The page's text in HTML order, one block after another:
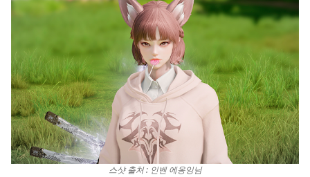
스샷 출처 : 인벤 에옹잉님